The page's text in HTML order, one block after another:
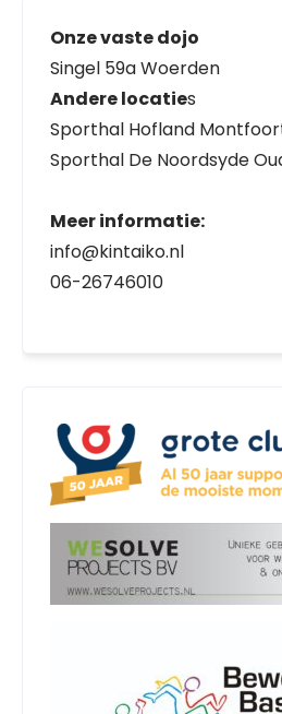
Onze vaste dojo
Singel 59a Woerden
Andere locaties
Sporthal Hofland
Sporthal De Noordsyde
Meer informatie:
info@kintaiko.nl
06-26746010